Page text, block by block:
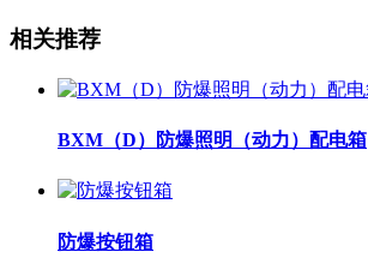
相关推荐
BXM（D）防爆照明（动力）配电箱
防爆按钮箱